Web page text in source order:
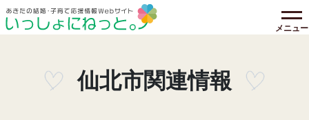
メニュー
仙北市関連情報